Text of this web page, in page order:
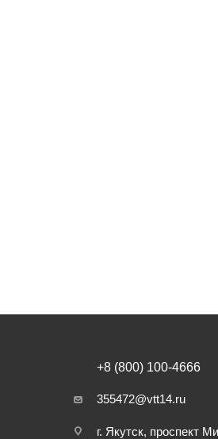
+8 (800) 100-4666
355472@vtt14.ru
г. Якутск, проспект